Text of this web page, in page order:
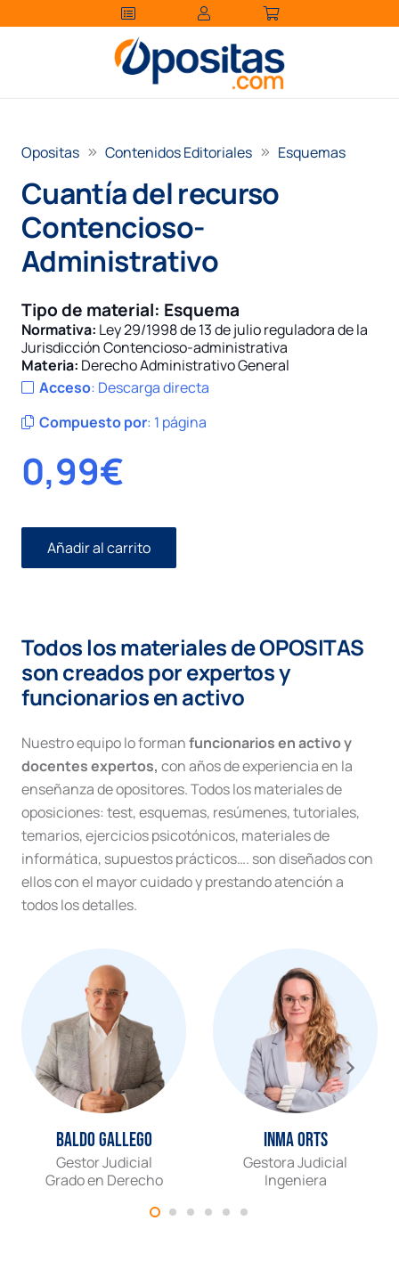
Opositas Contenidos Editoriales Esquemas
Cuantía del recurso
Contencioso-
Administrativo
Tipo de material: Esquema
Normativa: Ley 29/1998 de 13 de julio reguladora de la
Jurisdicción Contencioso-administrativa
Materia: Derecho Administrativo General
Acceso: Descarga directa
Compuesto por: 1 página
0,99€
Cuantía
del
cantidad
Añadir al carrito
Todos los materiales de OPOSITAS
son creados por expertos y
funcionarios en activo
Nuestro equipo lo formanfuncionarios en activo y
docentes expertos, con años de experiencia en la
enseñanza de opositores. Todos los materiales de
oposiciones: test, esquemas, resúmenes, tutoriales,
temarios, ejercicios psicotónicos, materiales de
informática, supuestos prácticos…. son diseñados con
ellos con el mayor cuidado y prestando atención a
todos los detalles.
Baldo Gallego
Gestor Judicial
Grado en Derecho
Inma Orts
Gestora Judicial
Ingeniera